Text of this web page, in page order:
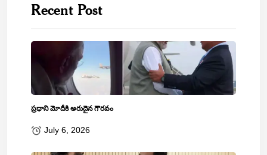
Recent Post
ప్రధాని మోదీకి అరుదైన గౌరవం
July 6, 2026